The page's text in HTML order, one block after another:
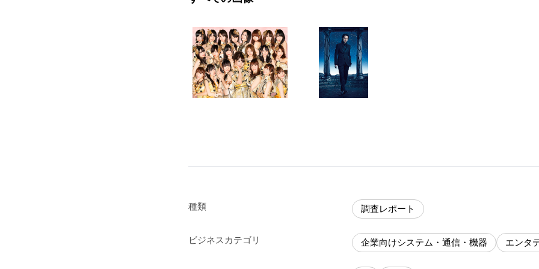
種類 調査レポート
ビジネスカテゴリ 企業向けシステム・通信・機器 エンタ